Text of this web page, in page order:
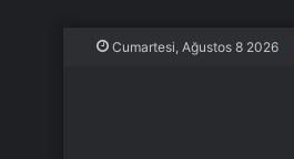
Cumartesi, Ağustos 8 2026